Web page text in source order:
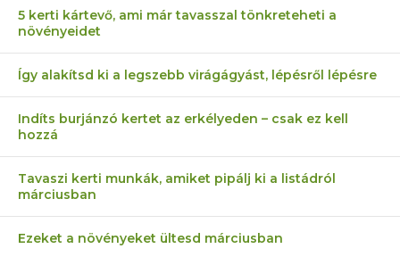
5 kerti kártevő, ami már tavasszal tönkreteheti a
növényeidet
Így alakítsd ki a legszebb virágágyást, lépésről lépésre
Indíts burjánzó kertet az erkélyeden – csak ez kell
hozzá
Tavaszi kerti munkák, amiket pipálj ki a listádról
márciusban
Ezeket a növényeket ültesd márciusban